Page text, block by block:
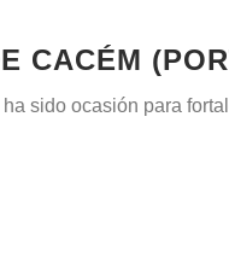
CACÉM
sido ocasión para